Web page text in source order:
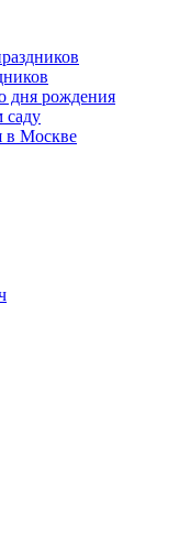
дня рождения
саду
в Москве